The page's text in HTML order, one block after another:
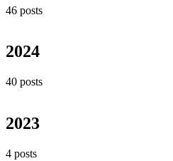
46 posts
2024
40 posts
2023
4 posts